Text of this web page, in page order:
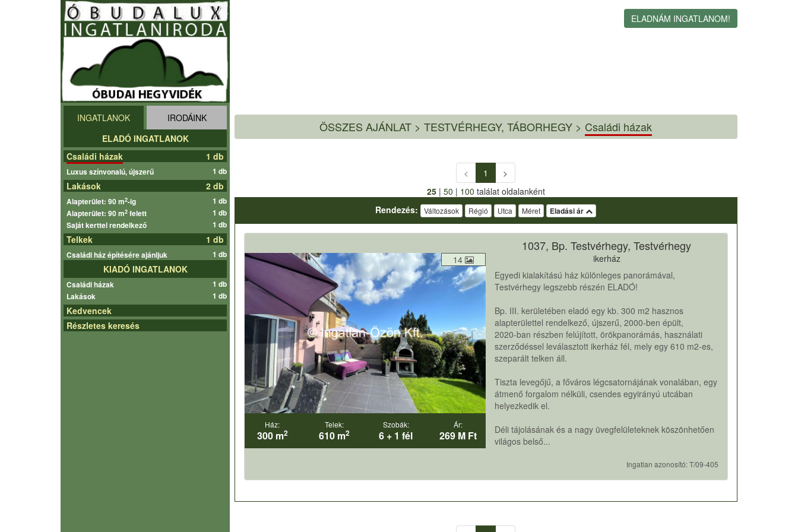
ELADNÁM INGATLANOM!
INGATLANOK
IRODÁINK
ELADÓ INGATLANOK
Családi házak
1 db
Luxus színvonalú, újszerű 1 db
Lakások 2 db
Alapterület: 90 m2-ig
1 db
Alapterület: 90 m2 felett
1 db
Saját kerttel rendelkező
1 db
Telkek 1 db
Családi ház építésére ajánljuk 1 db
KIADÓ INGATLANOK
Családi házak
1 db
Lakások
1 db
Kedvencek
Részletes keresés
ÖSSZES AJÁNLAT >TESTVÉRHEGY, TÁBORHEGY > Családi házak
< 1
>
25| 50 | 100 találat oldalanként
Rendezés:
Változások Régió Utca Méret Eladási ár
14
Ház:
300 m2
Telek:
610 m2
Szobák:
6 + 1 fél
Ár:
269 M Ft
1037, Bp. Testvérhegy, Testvérhegy
ikerház
Egyedi kialakítású ház különleges panorámával,
Testvérhegy legszebb részén ELADÓ!
Bp. III. kerületében eladó egy kb. 300 m2 hasznos
alapterülettel rendelkező, újszerű, 2000-ben épült,
2020-ban részben felújított, örökpanorámás, használati
szerződéssel leválasztott ikerház fél, mely egy 610 m2-es,
szeparált telken áll.
Tiszta levegőjű, a főváros légcsatornájának vonalában, egy
átmenő forgalom nélküli, csendes egyirányú utcában
helyezkedik el.
Déli tájolásának és a nagy üvegfelületeknek köszönhetően
világos belső...
Ingatlan azonosító: T/09-405